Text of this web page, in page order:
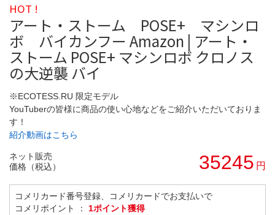
HOT !
アート・ストーム POSE+ マシンロ
ボ バイカンフー Amazon | アート・
ストーム POSE+ マシンロボ クロノス
の大逆襲 バイ
※ECOTESS.RU 限定モデル
YouTuberの皆様に商品の使い心地などをご紹介いただいておりま
す！
紹介動画はこちら
ネット販売
価格（税込）
35245 円
コメリカード番号登録、コメリカードでお支払いで
コメリポイント ： 1ポイント獲得